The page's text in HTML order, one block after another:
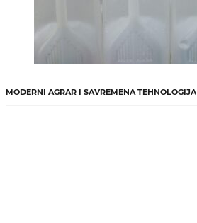
MODERNI AGRAR I SAVREMENA TEHNOLOGIJA